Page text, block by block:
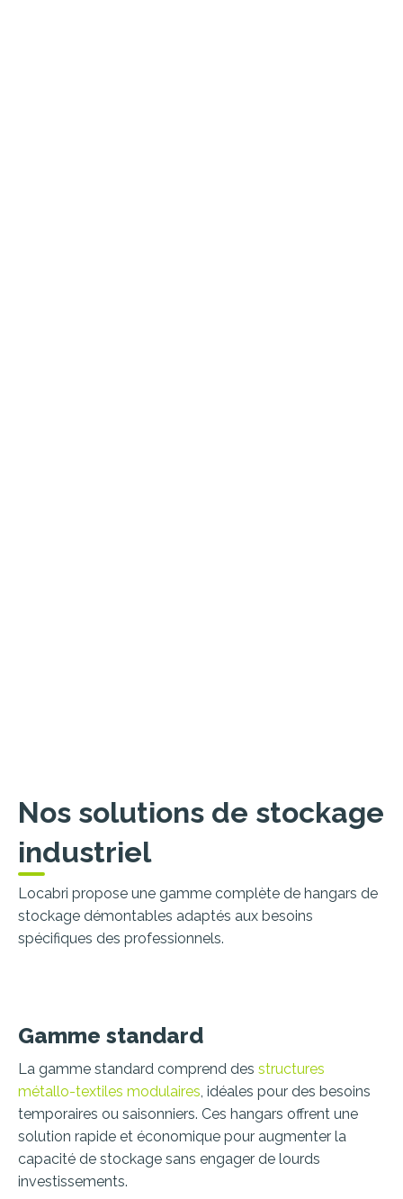
Nos solutions de stockage
industriel
Locabri propose une gamme complète de hangars de
stockage démontables adaptés aux besoins
spécifiques des professionnels.
Gamme standard
La gamme standard comprend des structures
métallo-textiles modulaires , idéales pour des besoins
temporaires ou saisonniers. Ces hangars offrent une
solution rapide et économique pour augmenter la
capacité de stockage sans engager de lourds
investissements.